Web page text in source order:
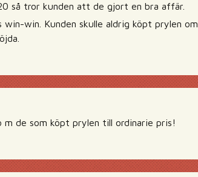
så tror kunden att de gjort en bra affär.
win-win. Kunden skulle aldrig köpt prylen
m de som köpt prylen till ordinarie pris!